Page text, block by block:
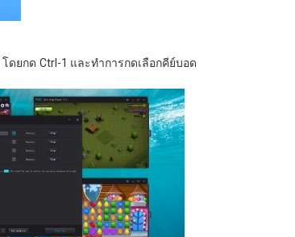
โดยกด Ctrl-1 และทำการกดเลือกคีย์บอด